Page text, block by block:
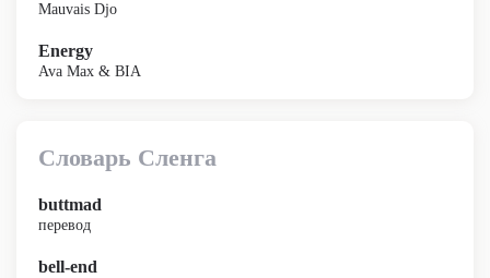
Mauvais Djo
Energy
Ava Max & BIA
Словарь Сленга
buttmad
перевод
bell-end